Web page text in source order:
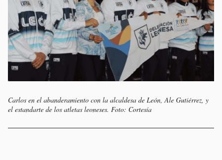
Carlos en el abanderamiento con la alcaldesa de León, Ale Gutiérrez, y
el estandarte de los atletas leoneses. Foto: Cortesía